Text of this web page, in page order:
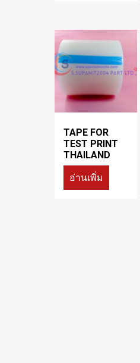
TAPE FOR
TEST PRINT
THAILAND
อ่านเพิ่ม